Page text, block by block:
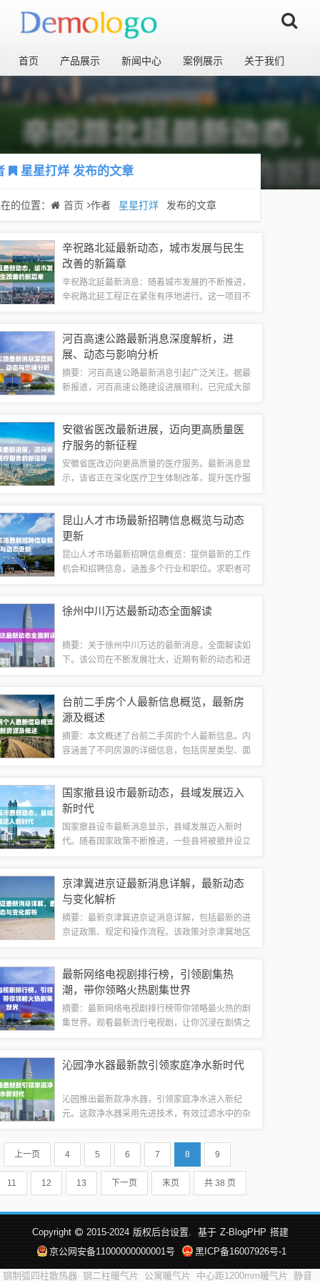
首页 产品展示 新闻中心 案例展示 关于我们
星星打烊发布的文章
的位置： 首页 作者 星星打烊 发布的文章
辛祝路北延最新动态，城市发展与民生
改善的新篇章
辛祝路北延最新消息：随着城市发展的不断推进，
辛祝路北延工程正在紧张有序地进行。这一项目不
的发展，提升居民的生活质量。辛祝路北延工...
河百高速公路最新消息深度解析，进
展、动态与影响分析
摘要：河百高速公路最新消息引起广泛关注。据最
新报道，河百高速公路建设进展顺利，已完成大部
高速公路的最新消息进行深度解析，介绍其建设...
安徽省医改最新进展，迈向更高质量医
疗服务的新征程
安徽省医改迈向更高质量的医疗服务。最新消息显
示，该省正在深化医疗卫生体制改革，提升医疗服
建设等措施，努力实现全方位全生命周期的高...
昆山人才市场最新招聘信息概览与动态
更新
昆山人才市场最新招聘信息概览：提供最新的工作
机会和招聘信息，涵盖多个行业和职位。求职者可
供丰富的选择，帮助他们找到适合自己的工作机...
徐州中川万达最新动态全面解读
摘要：关于徐州中川万达的最新消息，全面解读如
下。该公司在不断发展壮大，近期有新的动态和进
待。徐州中川万达将继续发挥其在相关领域的...
台前二手房个人最新信息概览，最新房
源及概述
摘要：本文概述了台前二手房的个人最新信息。内
容涵盖了不同房源的详细信息，包括房屋类型、面
要字数在100-200字之间，简洁明了地...
国家撤县设市最新动态，县域发展迈入
新时代
国家撤县设市最新消息显示，县域发展迈入新时
代。随着国家政策不断推进，一些县将被撤并设立
程，提升地方治理水平。具体进展和实施细节还
需...
京津冀进京证最新消息详解，最新动态
与变化解析
摘要：最新京津冀进京证消息详解，包括最新的进
京证政策、规定和操作流程。该政策对京津冀地区
行政区域内的外地车辆实施的一种管理措施，...
最新网络电视剧排行榜，引领剧集热
潮，带你领略火热剧集世界
摘要：最新网络电视剧排行榜带你领略最火热的剧
集世界。观看最新流行电视剧，让你沉浸在剧情之
的乐趣。跟随排行榜，畅游剧集的世界，体验...
沁园净水器最新款引领家庭净水新时代
沁园推出最新款净水器，引领家庭净水进入新纪
元。这款净水器采用先进技术，有效过滤水中的杂
先进，操作简便，成为市场上备受瞩目的产品。这
款净水器的出现，将给家庭健康饮水带来全新的...
上一页 4 5 6 7 8 9
11 12 13 下一页 末页 共 38 页
Copyright 2015-2024 版权后台设置. 基于 Z-BlogPHP 搭建
京公网安备11000000000001号
黑ICP备16007926号-1
钢制弧四柱散热器 钢二柱暖气片 公寓暖气片 中心距1200mm暖气片 静音